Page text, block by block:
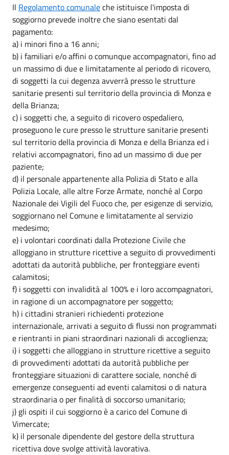
Il Regolamento comunaleche istituisce l'imposta di
soggiorno prevede inoltre che siano esentati dal
pagamento:
a) i minori fino a 16 anni;
b) i familiari e/o affini o comunque accompagnatori, fino ad
un massimo di due e limitatamente al periodo di ricovero,
di soggetti la cui degenza avverrà presso le strutture
sanitarie presenti sul territorio della provincia di Monza e
della Brianza;
c) i soggetti che, a seguito di ricovero ospedaliero,
proseguono le cure presso le strutture sanitarie presenti
sul territorio della provincia di Monza e della Brianza ed i
relativi accompagnatori, fino ad un massimo di due per
paziente;
d) il personale appartenente alla Polizia di Stato e alla
Polizia Locale, alle altre Forze Armate, nonché al Corpo
Nazionale dei Vigili del Fuoco che, per esigenze di servizio,
soggiornano nel Comune e limitatamente al servizio
medesimo;
e) i volontari coordinati dalla Protezione Civile che
alloggiano in strutture ricettive a seguito di provvedimenti
adottati da autorità pubbliche, per fronteggiare eventi
calamitosi;
f) i soggetti con invalidità al 100% e i loro accompagnatori,
in ragione di un accompagnatore per soggetto;
h) i cittadini stranieri richiedenti protezione
internazionale, arrivati a seguito di flussi non programmati
e rientranti in piani straordinari nazionali di accoglienza;
i) i soggetti che alloggiano in strutture ricettive a seguito
di provvedimenti adottati da autorità pubbliche per
fronteggiare situazioni di carattere sociale, nonché di
emergenze conseguenti ad eventi calamitosi o di natura
straordinaria o per finalità di soccorso umanitario;
j) gli ospiti il cui soggiorno è a carico del Comune di
Vimercate;
k) il personale dipendente del gestore della struttura
ricettiva dove svolge attività lavorativa.